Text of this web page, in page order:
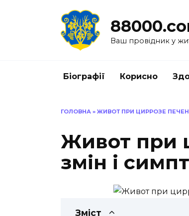
Ваш провідник у
Біографії Корисно
ГОЛОВНА » ЖИВОТ ПРИ ЦИРРОЗЕ
Живот при
змін і
Зміст